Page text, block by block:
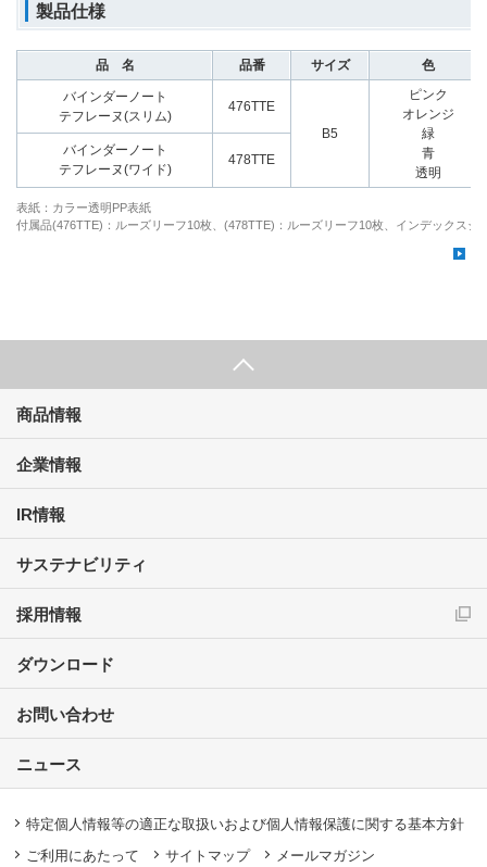
製品仕様
品 名 品番 サイズ 色
バインダーノート
テフレーヌ(スリム)
476TTE
B5
ピンク
オレンジ
緑
青
透明
バインダーノート
テフレーヌ(ワイド)
478TTE
表紙：カラー透明PP表紙
付属品(476TTE)：ルーズリーフ10枚、(478TTE)：ルーズリーフ10枚、インデックスシ
商品情報
企業情報
IR情報
サステナビリティ
採用情報
ダウンロード
お問い合わせ
ニュース
特定個人情報等の適正な取扱いおよび個人情報保護に関する基本方針
ご利用にあたって
サイトマップ メールマガジン